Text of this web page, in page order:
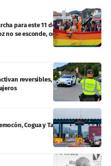
para este 11 de julio en
no se esconde, orgullo que
reversibles, drones y
Cogua y Tausa podrán